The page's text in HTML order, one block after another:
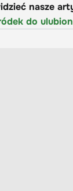
nasze
do